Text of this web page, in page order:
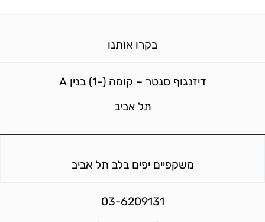
בקרו אותנו
דיזנגוף סנטר – קומה (-1) בנין A
תל אביב
משקפיים יפים בלב תל אביב
03-6209131